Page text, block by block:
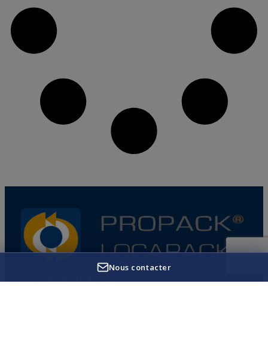
Tél. : +33 1 43 75 47 66
Nous contacter